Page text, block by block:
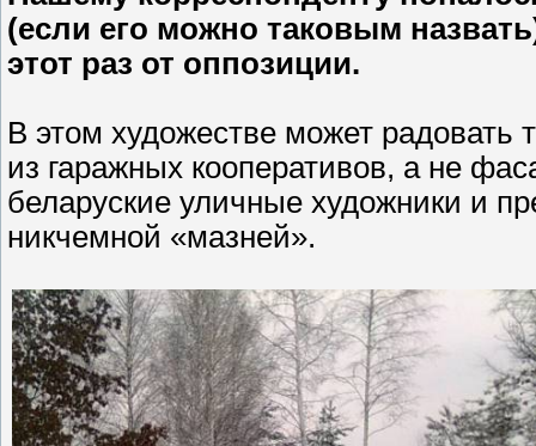
(если его можно таковым
этот раз от оппозиции.
В этом художестве может радовать
из гаражных кооперативов, а не
беларуские уличные художники и
никчемной «мазней».